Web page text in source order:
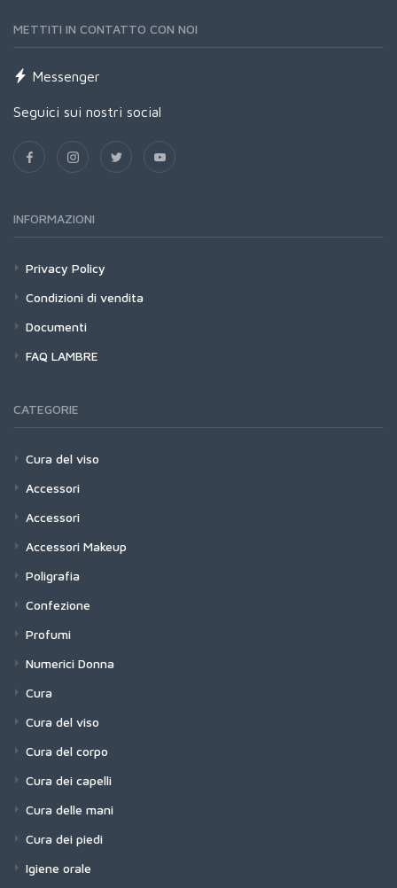
METTITI IN CONTATTO CON NOI
Messenger
Seguici sui nostri social
INFORMAZIONI
Privacy Policy
Condizioni di vendita
Documenti
FAQ LAMBRE
CATEGORIE
Cura del viso
Accessori
Accessori
Accessori Makeup
Poligrafia
Confezione
Profumi
Numerici Donna
Cura
Cura del viso
Cura del corpo
Cura dei capelli
Cura delle mani
Cura dei piedi
Igiene orale